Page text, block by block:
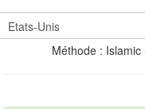
Méthode :